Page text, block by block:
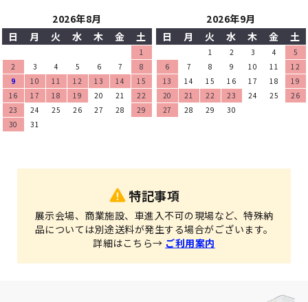
2026年8月
日
月 火 水 木 金 土
1
2
3 4 5 6 7
8
9
10 11 12 13 14
15
16
17 18 19 20 21
22
23
24 25 26 27 28
29
30
31
2026年9月
日
月 火 水 木 金 土
1 2 3 4
5
6
7 8 9 10 11
12
13
14 15 16 17 18
19
20
21 22 23 24 25
26
27
28 29 30
特記事項
展示会場、商業施設、車進入不可の現場など、特殊納
品については別途送料が発生する場合がございます。
詳細はこちら→ ご利用案内